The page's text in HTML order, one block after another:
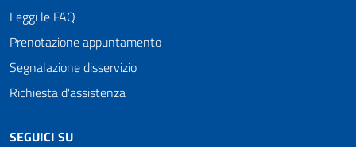
Leggi le FAQ
Prenotazione appuntamento
Segnalazione disservizio
Richiesta d'assistenza
SEGUICI SU